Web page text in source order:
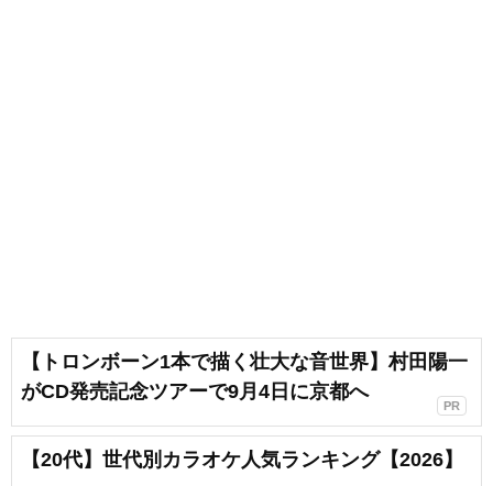
【トロンボーン1本で描く壮大な音世界】村田陽一
がCD発売記念ツアーで9月4日に京都へ
PR
【20代】世代別カラオケ人気ランキング【2026】